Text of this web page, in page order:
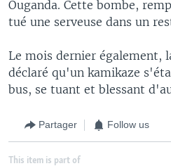
Ouganda. Cette bombe,
tué une serveuse dans un
Le mois dernier également,
déclaré qu'un kamikaze
bus, se tuant et blessant
Partager Follow us
This item is part of